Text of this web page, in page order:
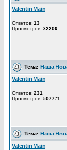
Valentin Main
Ответов: 13
Просмотров: 32206
Тема: Наша
Valentin Main
Ответов: 231
Просмотров: 507771
Тема: Наша
Valentin Main